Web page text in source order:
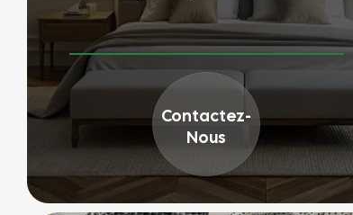
Contactez-
Nous